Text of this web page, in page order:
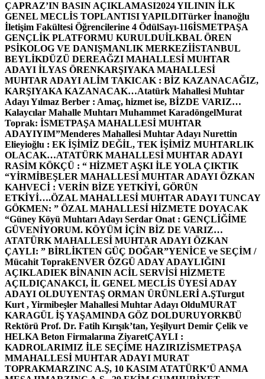
ÇAPRAZ’IN BASIN AÇIKLAMASI2024 YILININ İLK
GENEL MECLİS TOPLANTISI YAPILDITürker İnanoğlu
İletişim Fakültesi Öğrencilerine 4 ÖdülSayı-116İSMETPAŞA
GENÇLİK PLATFORMU KURULDUİLKBAL ÖREN
PSİKOLOG VE DANIŞMANLIK MERKEZİİSTANBUL
BEYLİKDÜZÜ DEREAĞZI MAHALLESİ MUHTAR
ADAYI İLYAS ÖRENKARŞIYAKA MAHALLESİ
MUHTAR ADAYI ALİM TAKICAK : BİZ KAZANACAĞIZ,
KARŞIYAKA KAZANACAK…Atatürk Mahallesi Muhtar
Adayı Yılmaz Berber : Amaç, hizmet ise, BİZDE VARIZ…
Kalaycılar Mahalle Muhtarı Muhammet KaradöngelMurat
Toprak: İSMETPAŞA MAHALLESİ MUHTAR
ADAYIYIM”Menderes Mahallesi Muhtar Adayı Nurettin
Elieyioğlu : EK İŞİMİZ DEĞİL, TEK İŞİMİZ MUHTARLIK
OLACAK…ATATÜRK MAHALLESİ MUHTAR ADAYI
RASİM KÖKÇÜ : “ HİZMET AŞKI İLE YOLA ÇIKTIK
“YİRMİBEŞLER MAHALLESİ MUHTAR ADAYI ÖZKAN
KAHVECİ : VERİN BİZE YETKİYİ, GÖRÜN
ETKİYİ….ÖZAL MAHALLESİ MUHTAR ADAYI TUNCAY
GÖKMEN: ” ÖZAL MAHALLESİ HİZMETE DOYACAK
“Güney Köyü Muhtarı Adayı Serdar Onat : GENÇLİĞİME
GÜVENİYORUM. KÖYÜM İÇİN BİZ DE VARIZ…
ATATÜRK MAHALLESİ MUHTAR ADAYI ÖZKAN
ÇAYLI: ” BİRLİKTEN GÜÇ DOĞAR”YENİCE ve SEÇİM /
Mücahit ToprakENVER ÖZGÜ ADAY ADAYLIĞINI
AÇIKLADIEK BİNANIN ACİL SERVİSİ HİZMETE
AÇILDIÇANAKCI, İL GENEL MECLİS ÜYESİ ADAY
ADAYI OLDUYENTAŞ ORMAN ÜRÜNLERİ A.ŞTurgut
Kurt , Yirmibeşler Mahallesi Muhtar Adayı OlduMURAT
KARAGÜL İŞ YAŞAMINDA GÖZ DOLDURUYORKBÜ
Rektörü Prof. Dr. Fatih Kırışık’tan, Yeşilyurt Demir Çelik ve
HELKA Beton Firmalarına ZiyaretÇAYLI :
KADROLARIMIZ İLE SEÇİME HAZIRIZİSMETPAŞA
MMAHALLESİ MUHTAR ADAYI MURAT
TOPRAKMARZINC A.Ş, 10 KASIM ATATÜRK’Ü ANMA